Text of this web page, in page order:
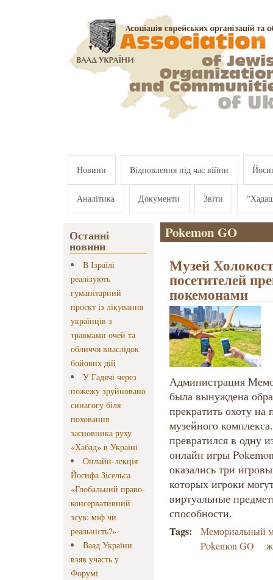
Новини Відновлення під час війни
Аналітика Документи Звіти
Останні
новини
В Ізраїлі
реалізують
гуманітарний
проєкт із лікування
українців з
травмами очей та
обличчя внаслідок
бойових дій
У Гадячі через
пожежу зруйновано
синагогу біля
поховання
засновника руху
«Хабад» в Україні
Онлайн-лекція
Йосифа Зісельса
«Глобальний право-
консервативний
зсув: міф чи
реальність?»
Ваад України
взяв участь у
Форумі
Pokemon GO
Музей
посетителей
покемонами
Администрация
была вынуждена
прекратить охоту на
музейного
превратился в одну
онлайн игры
оказались три
которых игроки
виртуальные
способности.
Tags:
Мемориальный
Pokemon GO